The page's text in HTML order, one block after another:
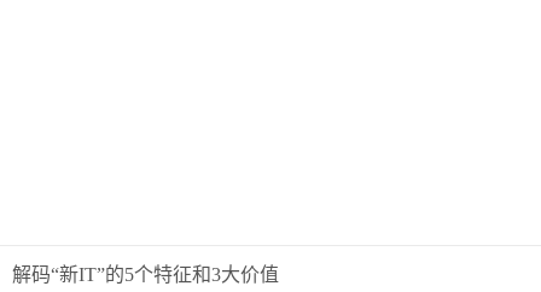
解码“新IT”的5个特征和3大价值